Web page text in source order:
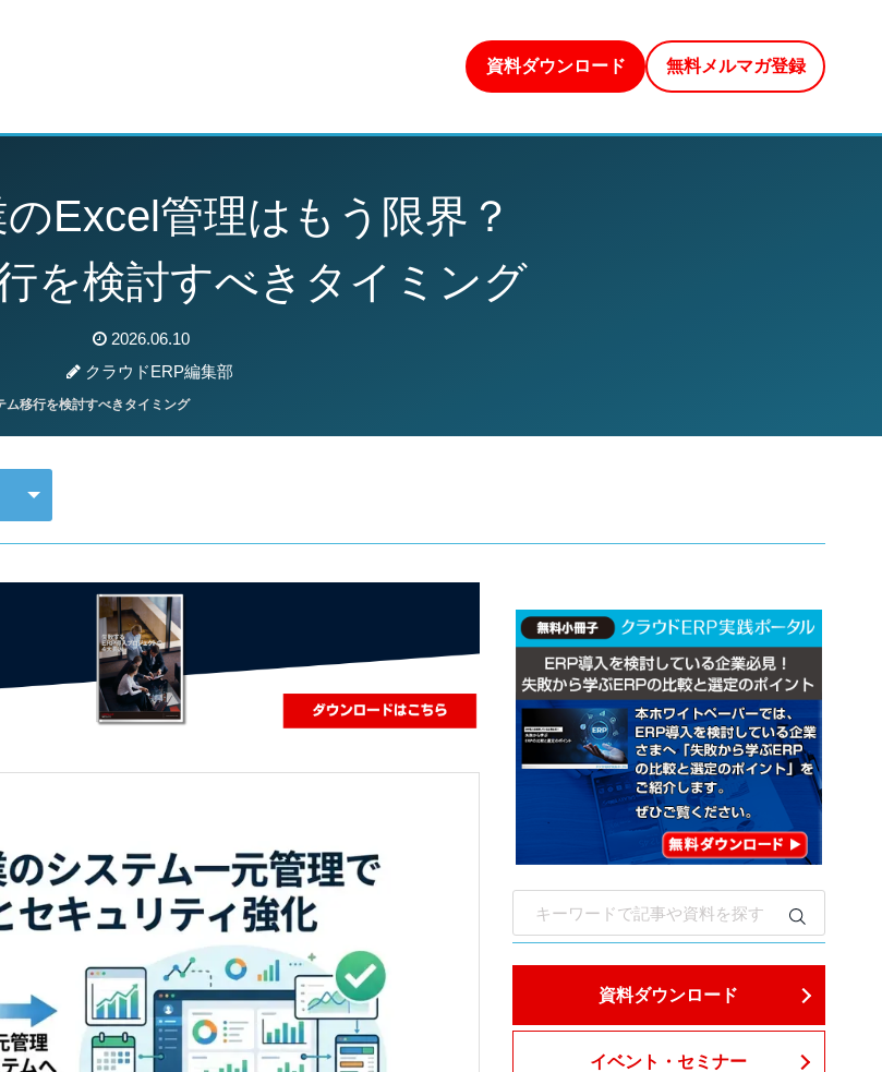
資料ダウンロード 無料メルマガ登録
Excel管理はもう限界？
を検討すべきタイミング
2026.06.10
クラウドERP編集部
移行を検討すべきタイミング
資料ダウンロード
イベント・セミナー